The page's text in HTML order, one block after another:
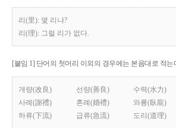
리(里): 몇 리냐?
리(理): 그럴 리가 없다.
[붙임 1] 단어의 첫머리 이외의 경우에는 본음대로 적는
개량(改良) 선량(善良) 수력(水力)
사례(謝禮)
혼례(婚禮) 와룡(臥龍)
하류(下流)
급류(急流) 도리(道理)